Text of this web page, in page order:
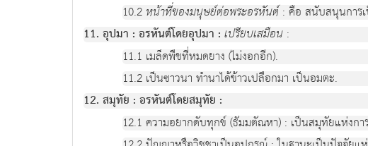
10.2 หน้าที่ของมนุษย์ต่อพระอรหันต์: คือ สนับสนุนการ
11. อุปมา : อรหันต์โดยอุปมา : เปรียบเสมือน :
11.1 เมล็ดพืชที่หมดยาง (ไม่งอกอีก).
11.2 เป็นซาวนา ทำนาได้ข้าวเปลือกมา เป็นอมตะ.
12. สมุทัย : อรหันต์โดยสมุทัย :
12.1 ความอยากดับทุกข์ (ธัมมตัณหา) : เป็นสมุทัยแห่งกา